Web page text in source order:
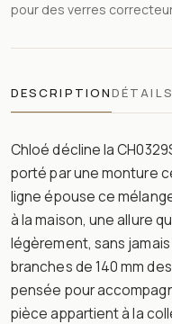
pour des verres
DESCRIPTIONDÉTAILS
Chloé décline la
porté par une monture
ligne épouse ce
à la maison, une allure
légèrement, sans
branches de 140 mm
pensée pour
pièce appartient à la